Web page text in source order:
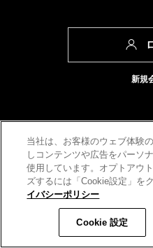
税込 1,210 円
カート
新規
Japan / 日本語
当社は、お客様のウェブ体験
しコンテンツや広告をパーソ
使用しています。オプトアウ
ズするには「Cookie設定」を
イバシーポリシー
Cookie 設定